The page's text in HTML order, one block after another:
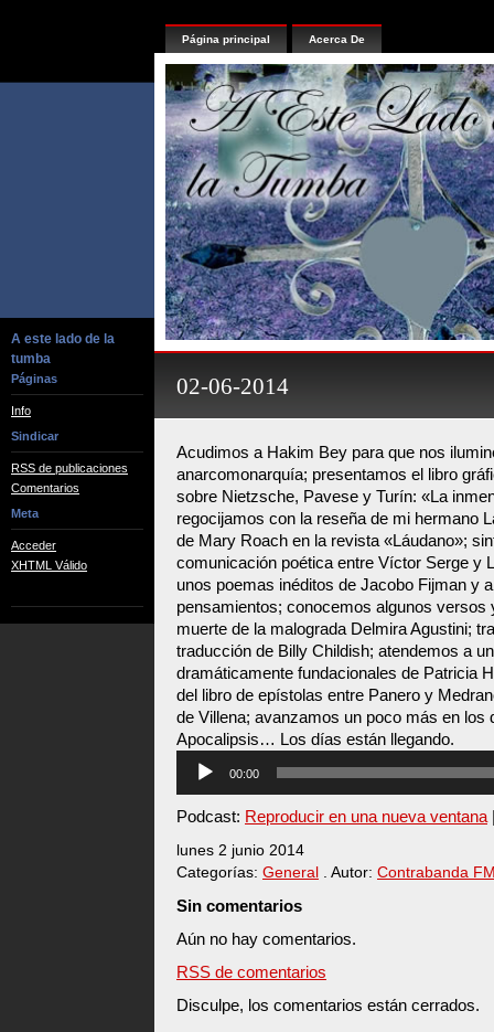
A este lado de la
tumba
Páginas
Info
Sindicar
RSS de publicaciones
Comentarios
Meta
Acceder
XHTML Válido
Página principal Acerca De
02-06-2014
Acudimos a Hakim Bey para que nos
anarcomonarquía; presentamos el libro
sobre Nietzsche, Pavese y Turín: «La
regocijamos con la reseña de mi hermano
de Mary Roach en la revista «Láudano»;
comunicación poética entre Víctor Serge y
unos poemas inéditos de Jacobo Fijman y
pensamientos; conocemos algunos versos
muerte de la malograda Delmira Agustini;
traducción de Billy Childish; atendemos a
dramáticamente fundacionales de Patricia
del libro de epístolas entre Panero y
de Villena; avanzamos un poco más en los
Apocalipsis… Los días están llegando.
Reproductor
audio
00:00
Podcast: Reproducir en una nueva ventana
lunes 2 junio 2014
Categorías: General . Autor: Contrabanda
Sin comentarios
Aún no hay comentarios.
RSS de comentarios
Disculpe, los comentarios están cerrados.